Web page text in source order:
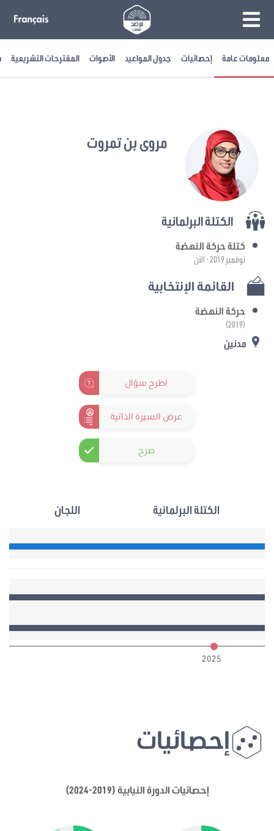
معلومات عامة إحصائيات جدول المواعيد الأصوات المقترحات التشريعية
مروى بن تمروت
الكتلة البرلمانية
كتلة حركة النهضة
نوفمبر 2019 - الآن
القائمة الإنتخابية
حركة النهضة
(2019)
مدنين
اطرح سؤال
عرض السيرة الذاتية
صرح
الكتلة البرلمانية اللجان
2025
إحصائيات
إحصائيات الدورة النيابية (2019-2024)